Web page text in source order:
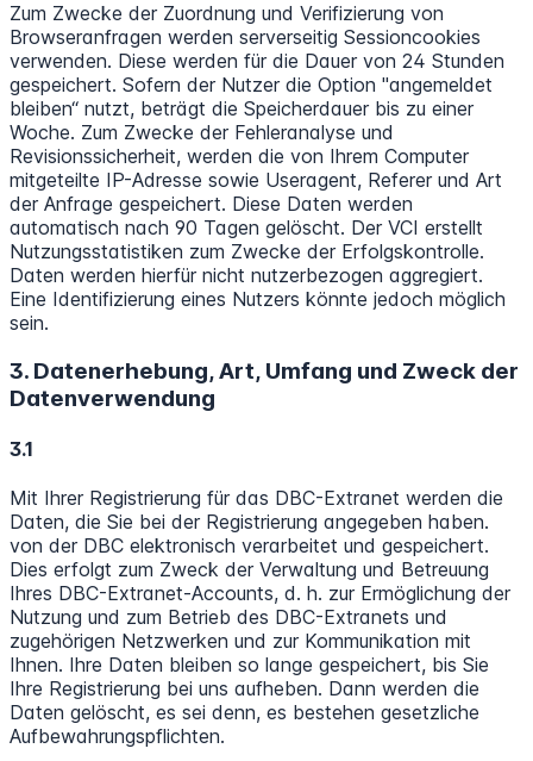
Zum Zwecke der Zuordnung und Verifizierung von
Browseranfragen werden serverseitig Sessioncookies
verwenden. Diese werden für die Dauer von 24 Stunden
gespeichert. Sofern der Nutzer die Option "angemeldet
bleiben“ nutzt, beträgt die Speicherdauer bis zu einer
Woche. Zum Zwecke der Fehleranalyse und
Revisionssicherheit, werden die von Ihrem Computer
mitgeteilte IP-Adresse sowie Useragent, Referer und Art
der Anfrage gespeichert. Diese Daten werden
automatisch nach 90 Tagen gelöscht. Der VCI erstellt
Nutzungsstatistiken zum Zwecke der Erfolgskontrolle.
Daten werden hierfür nicht nutzerbezogen aggregiert.
Eine Identifizierung eines Nutzers könnte jedoch möglich
sein.
3. Datenerhebung, Art, Umfang und Zweck der
Datenverwendung
3.1
Mit Ihrer Registrierung für das DBC-Extranet werden die
Daten, die Sie bei der Registrierung angegeben haben.
von der DBC elektronisch verarbeitet und gespeichert.
Dies erfolgt zum Zweck der Verwaltung und Betreuung
Ihres DBC-Extranet-Accounts, d. h. zur Ermöglichung der
Nutzung und zum Betrieb des DBC-Extranets und
zugehörigen Netzwerken und zur Kommunikation mit
Ihnen. Ihre Daten bleiben so lange gespeichert, bis Sie
Ihre Registrierung bei uns aufheben. Dann werden die
Daten gelöscht, es sei denn, es bestehen gesetzliche
Aufbewahrungspflichten.